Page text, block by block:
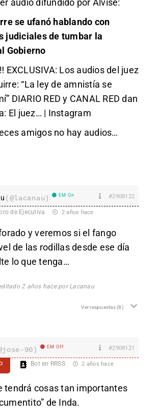
se ufanó hablando con
judiciales de tumbar la
Gobierno
EXCLUSIVA: Los audios del juez
“La ley de amnistía se
DIARIO RED y CANAL RED dan
El juez… | Instagram
amigos no hay audios…
(@lacanau) EM On #2908122
de Ejecutiva 2 años hace
y veremos si el fango
de las rodillas desde ese día
lo que tenga…
2 años hace por Lacanau
Ver respuestas(8)
90) EM Off #2908121
Bot en RRSS 2 años hace
tendrá cosas tan importantes
de Inda.